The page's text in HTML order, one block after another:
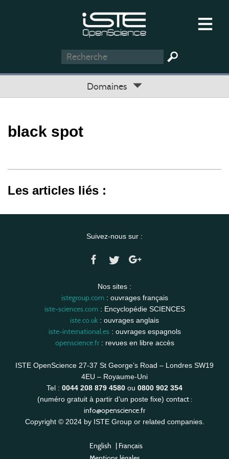
Domaines
black spot
Les articles liés :
Suivez-nous sur :
Nos sites :
istegroup.com: ouvrages français
iste-sciences.com: Encyclopédie SCIENCES
iste.co.uk : ouvrages anglais
iste-international.es: ouvrages espagnols
openscience.fr: revues en libre accès
ISTE OpenScience 27-37 St George’s Road – Londres SW19
4EU – Royaume-Uni
Tel : 0044 208 879 4580 ou 0800 902 354
(numéro gratuit à partir d’un poste fixe) contact :
info@openscience.fr
Copyright © 2024 by ISTE Group or related companies.
English | Français